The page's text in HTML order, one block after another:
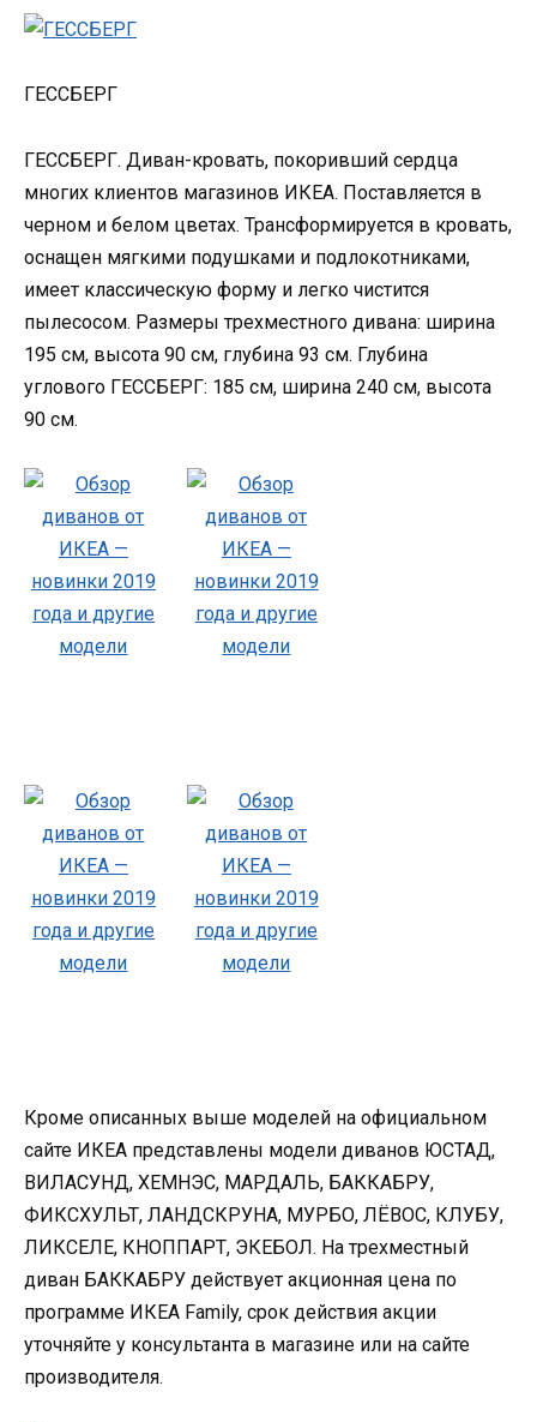
ГЕССБЕРГ
ГЕССБЕРГ. Диван-кровать, покоривший сердца
многих клиентов магазинов ИКЕА. Поставляется в
черном и белом цветах. Трансформируется в кровать,
оснащен мягкими подушками и подлокотниками,
имеет классическую форму и легко чистится
пылесосом. Размеры трехместного дивана: ширина
195 см, высота 90 см, глубина 93 см. Глубина
углового ГЕССБЕРГ: 185 см, ширина 240 см, высота
90 см.
Кроме описанных выше моделей на официальном
сайте ИКЕА представлены модели диванов ЮСТАД,
ВИЛАСУНД, ХЕМНЭС, МАРДАЛЬ, БАККАБРУ,
ФИКСХУЛЬТ, ЛАНДСКРУНА, МУРБО, ЛЁВОС, КЛУБУ,
ЛИКСЕЛЕ, КНОППАРТ, ЭКЕБОЛ. На трехместный
диван БАККАБРУ действует акционная цена по
программе ИКЕА Family, срок действия акции
уточняйте у консультанта в магазине или на сайте
производителя.